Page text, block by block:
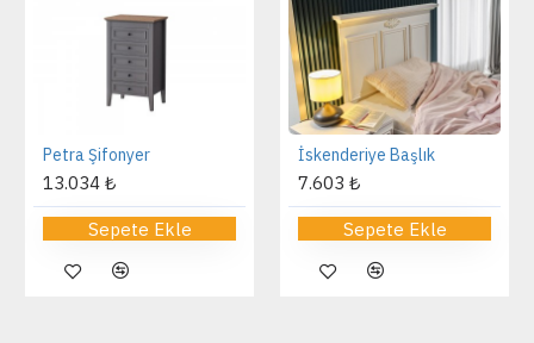
Petra Şifonyer
13.034 ₺
Sepete Ekle
İskenderiye Başlık
7.603 ₺
Sepete Ekle